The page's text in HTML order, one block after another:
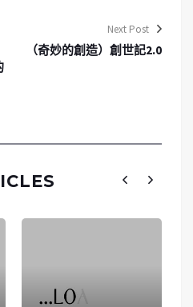
Next Post
（奇妙的創造）創世記2.0